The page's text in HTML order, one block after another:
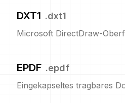
DXT1 .dxt1
Microsoft DirectDraw-
EPDF .epdf
Eingekapseltes tragbares